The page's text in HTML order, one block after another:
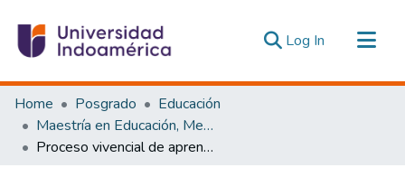
Log In (current)
Communities & Collections
All of DSpace
Statistics
Home Posgrado
Educación
Maestría en Educación, Mención Innovación y Liderazgo Educativo
Proceso vivencial de aprendizaje para el desarrollo de la lectura comprensiva en estudiantes con escolaridad inconclusa